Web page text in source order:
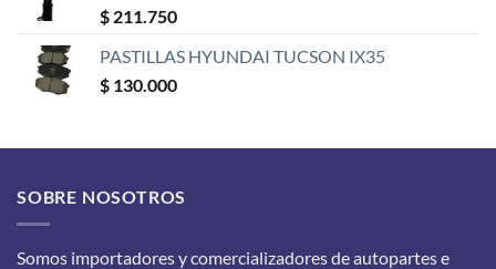
$ 211.750
PASTILLAS HYUNDAI TUCSON IX35
$ 130.000
SOBRE NOSOTROS
Somos importadores y comercializadores de autopartes e